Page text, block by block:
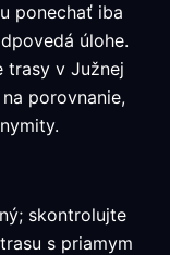
ponechať iba
úlohe.
trasy v Južnej
porovnanie,
skontrolujte
s priamym